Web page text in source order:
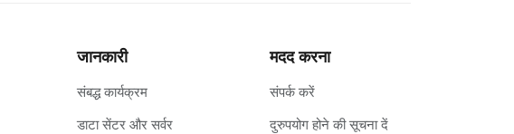
जानकारी
संबद्ध कार्यक्रम
डाटा सेंटर और सर्वर
मदद करना
संपर्क करें
दुरुपयोग होने की सूचना दें